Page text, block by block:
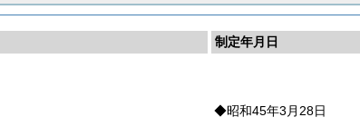
制定年月日
◆昭和45年3月28日